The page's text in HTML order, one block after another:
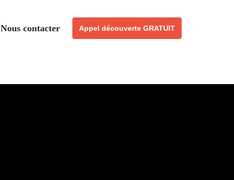
Nous contacter Appel découverte GRATUIT